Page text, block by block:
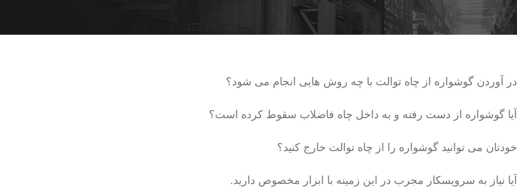
در آوردن گوشواره از چاه توالت با چه روش هایی انجام می شود؟
آیا گوشواره از دست رفته و به داخل چاه فاضلاب سقوط کرده است؟
خودتان می توانید گوشواره را از چاه توالت خارج کنید؟
آیا نیاز به سرویسکار مجرب در این زمینه با ابزار مخصوص دارید.